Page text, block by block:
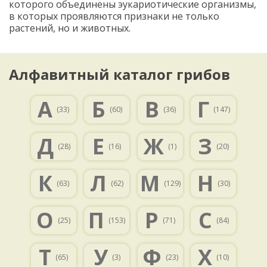
которого объединены эукариотические организмы,
в которых проявляются признаки не только
растений, но и животных.
Алфавитный каталог грибов
А (33) Б (60) В (36) Г (147)
Д (28) Е (16) Ж (1) З (20)
К (63) Л (62) М (129) Н (30)
О (25) П (153) Р (71) С (84)
Т (65) У (3) Ф (23) Х (10)